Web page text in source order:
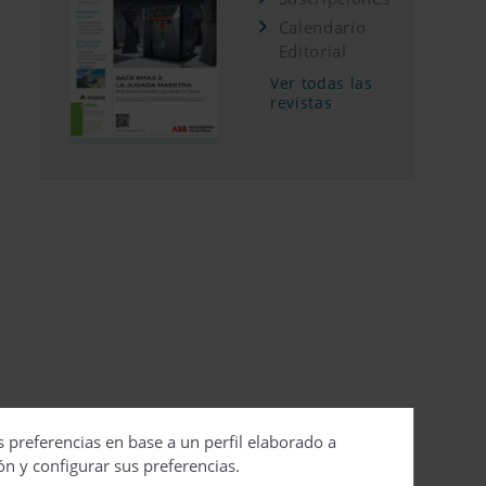
Calendario
Editorial
Ver todas las
revistas
en base a un perfil elaborado a
y configurar sus preferencias.